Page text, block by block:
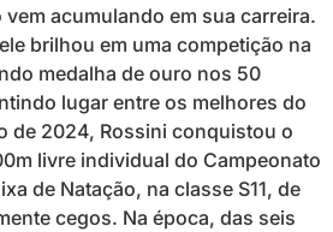
acumulando em sua carreira.
brilhou em uma competição na
medalha de ouro nos 50
lugar entre os melhores do
de 2024, Rossini conquistou o
livre individual do Campeonato
de Natação, na classe S11, de
cegos. Na época, das seis